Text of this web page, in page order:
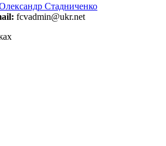
Стадниченко
fcvadmin@ukr.net